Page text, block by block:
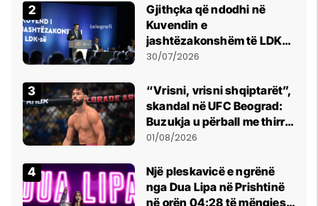
Gjithçka që ndodhi në
Kuvendin e
jashtëzakonshëm të LDK-
së
30/07/2026
“Vrisni, vrisni shqiptarët”,
skandal në UFC Beograd:
Buzukja u përball me thirrje
anti-shqiptare nga
01/08/2026
Një pleskavicë e ngrënë
nga Dua Lipa në Prishtinë
në orën 04:28 të mëngjesit